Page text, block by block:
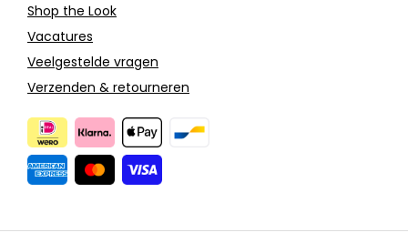
Shop the Look
Vacatures
Veelgestelde vragen
Verzenden & retourneren